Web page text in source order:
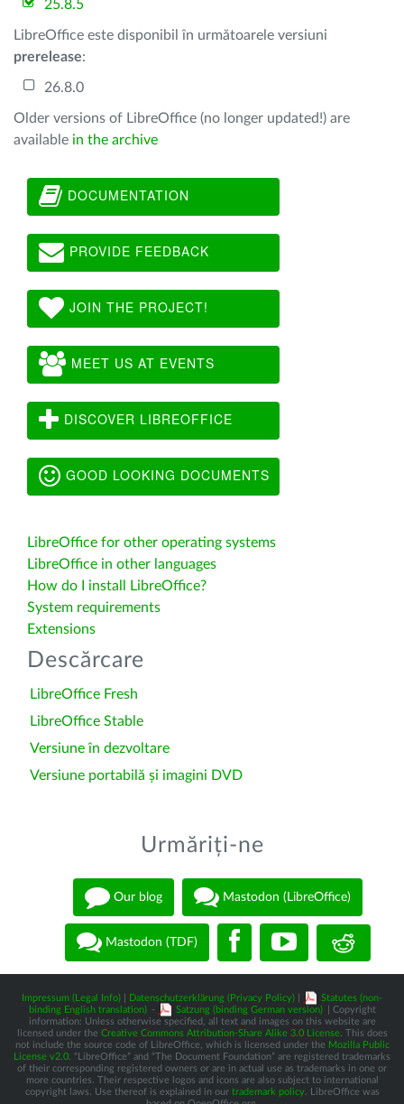
25.8.5
LibreOffice este disponibil în următoarele versiuni
prerelease:
26.8.0
Older versions of LibreOffice (no longer updated!) are
available in the archive
DOCUMENTATION
PROVIDE FEEDBACK
JOIN THE PROJECT!
MEET US AT EVENTS
DISCOVER LIBREOFFICE
GOOD LOOKING DOCUMENTS
LibreOffice for other operating systems
LibreOffice in other languages
How do I install LibreOffice?
System requirements
Extensions
Descărcare
LibreOffice Fresh
LibreOffice Stable
Versiune în dezvoltare
Versiune portabilă și imagini DVD
Urmăriți-ne
Our blog Mastodon (LibreOffice)
Mastodon (TDF)
Impressum (Legal Info) Datenschutzerklärung (Privacy Policy)
Statutes (non-
binding English translation) - Satzung (binding German version)
| Copyright
information: Unless otherwise specified, all text and images on this website are
licensed under the Creative Commons Attribution-Share Alike 3.0 License. This does
not include the source code of LibreOffice, which is licensed under the Mozilla Public
License v2.0 . “LibreOffice” and “The Document Foundation” are registered trademarks
of their corresponding registered owners or are in actual use as trademarks in one or
more countries. Their respective logos and icons are also subject to international
copyright laws. Use thereof is explained in our trademark policy. LibreOffice was